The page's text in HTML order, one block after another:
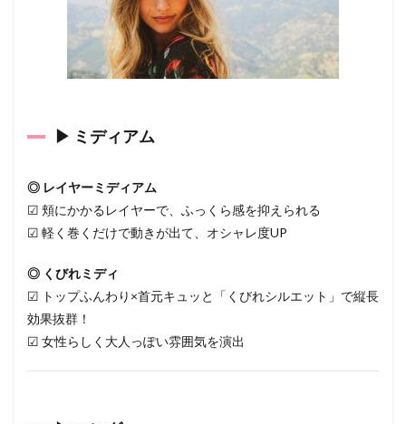
▶ ミディアム
◎ レイヤーミディアム
☑ 頬にかかるレイヤーで、ふっくら感を抑えられる
☑ 軽く巻くだけで動きが出て、オシャレ度UP
◎ くびれミディ
☑ トップふんわり×首元キュッと「くびれシルエット」で縦長
効果抜群！
☑ 女性らしく大人っぽい雰囲気を演出